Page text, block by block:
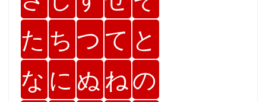
た ち つ て と
な に ぬ ねの